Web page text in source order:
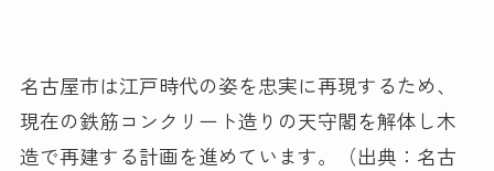
名古屋市は江戸時代の姿を忠実に再現するため、
現在の鉄筋コンクリート造りの天守閣を解体し木
造で再建する計画を進めています。（出典：名古